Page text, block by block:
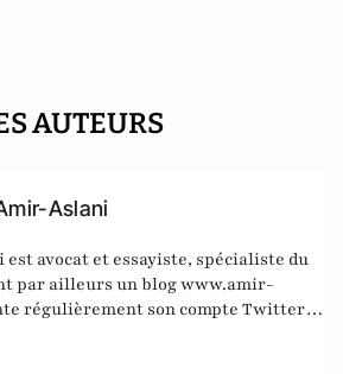
AUTEURS
Aslani
avocat et essayiste, spécialiste du
par ailleurs un blogwww.amir-
régulièrement son compte Twitter: